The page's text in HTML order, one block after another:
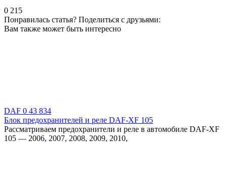
0 215
Понравилась статья? Поделиться с друзьями:
Вам также может быть интересно
DAF 0 43 834
Блок предохранителей и реле DAF-XF 105
Рассматриваем предохранители и реле в автомобиле DAF-XF
105 — 2006, 2007, 2008, 2009, 2010,